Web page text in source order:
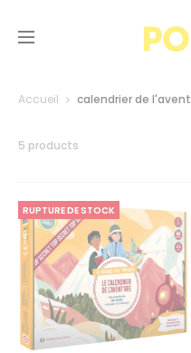
Accueil calendrier de l'avent
5 products
RUPTURE DE STOCK